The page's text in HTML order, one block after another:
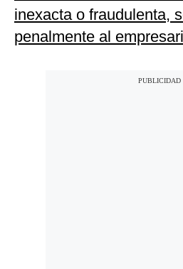
inexacta o fraudulenta,
penalmente al